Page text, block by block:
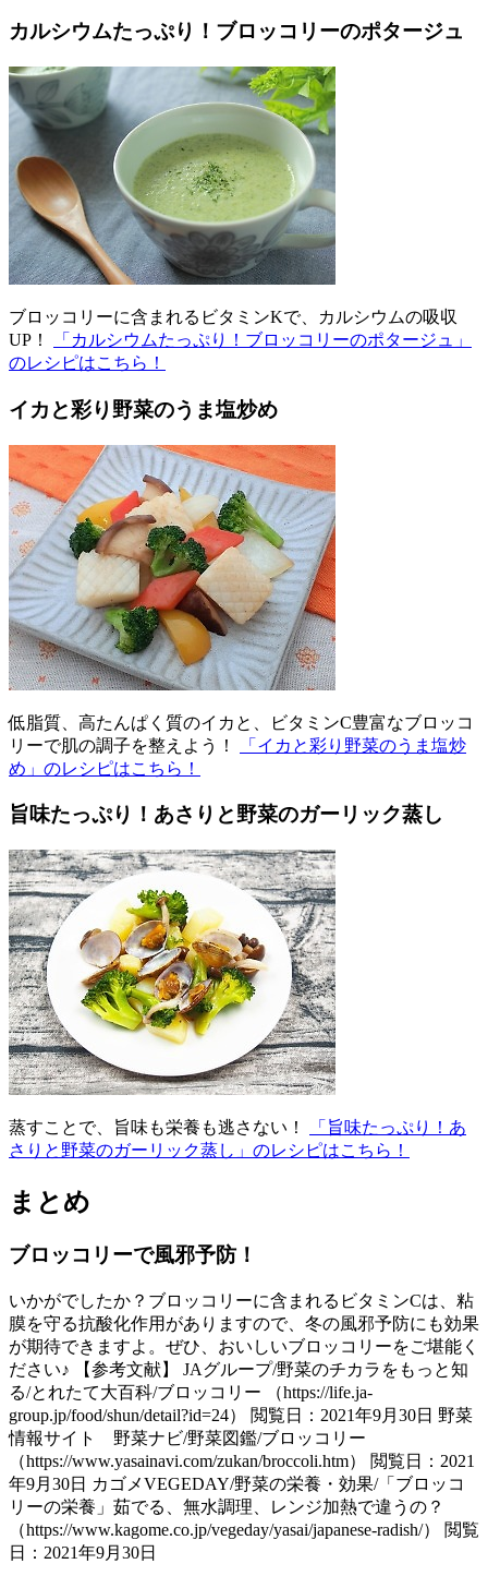
カルシウムたっぷり！ブロッコリーのポタージュ
ブロッコリーに含まれるビタミンKで、カルシウムの吸収
UP！
「カルシウムたっぷり！ブロッコリーのポタージュ」
のレシピはこちら！
イカと彩り野菜のうま塩炒め
低脂質、高たんぱく質のイカと、ビタミンC豊富なブロッコ
リーで肌の調子を整えよう！
「イカと彩り野菜のうま塩炒
め」のレシピはこちら！
旨味たっぷり！あさりと野菜のガーリック蒸し
蒸すことで、旨味も栄養も逃さない！
「旨味たっぷり！あ
さりと野菜のガーリック蒸し」のレシピはこちら！
まとめ
ブロッコリーで風邪予防！
いかがでしたか？ブロッコリーに含まれるビタミンCは、粘
膜を守る抗酸化作用がありますので、冬の風邪予防にも効果
が期待できますよ。ぜひ、おいしいブロッコリーをご堪能く
ださい♪ 【参考文献】 JAグループ/野菜のチカラをもっと知
る/とれたて大百科/ブロッコリー （https://life.ja-
group.jp/food/shun/detail?id=24） 閲覧日：2021年9月30日 野菜
情報サイト 野菜ナビ/野菜図鑑/ブロッコリー
（https://www.yasainavi.com/zukan/broccoli.htm） 閲覧日：2021
年9月30日 カゴメVEGEDAY/野菜の栄養・効果/「ブロッコ
リーの栄養」茹でる、無水調理、レンジ加熱で違うの？
（https://www.kagome.co.jp/vegeday/yasai/japanese-radish/） 閲覧
日：2021年9月30日